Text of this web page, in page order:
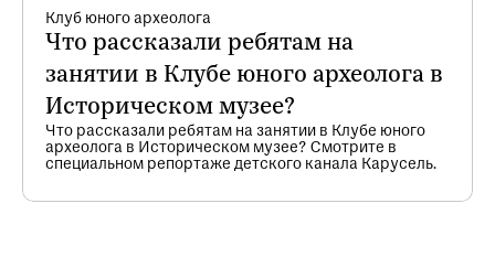
Клуб юного археолога
Что рассказали ребятам на
занятии в Клубе юного археолога в
Историческом музее?
Что рассказали ребятам на занятии в Клубе юного
археолога в Историческом музее? Смотрите в
специальном репортаже детского канала Карусель.